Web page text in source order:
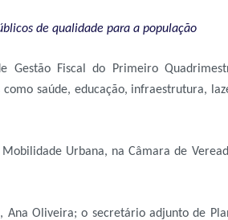
de qualidade para a população
Gestão Fiscal do Primeiro
saúde, educação, infraestrutura,
Urbana, na Câmara de
Oliveira; o secretário adjunto de